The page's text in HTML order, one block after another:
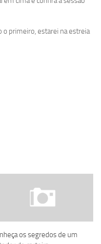
o primeiro, estarei na estreia
os segredos de um